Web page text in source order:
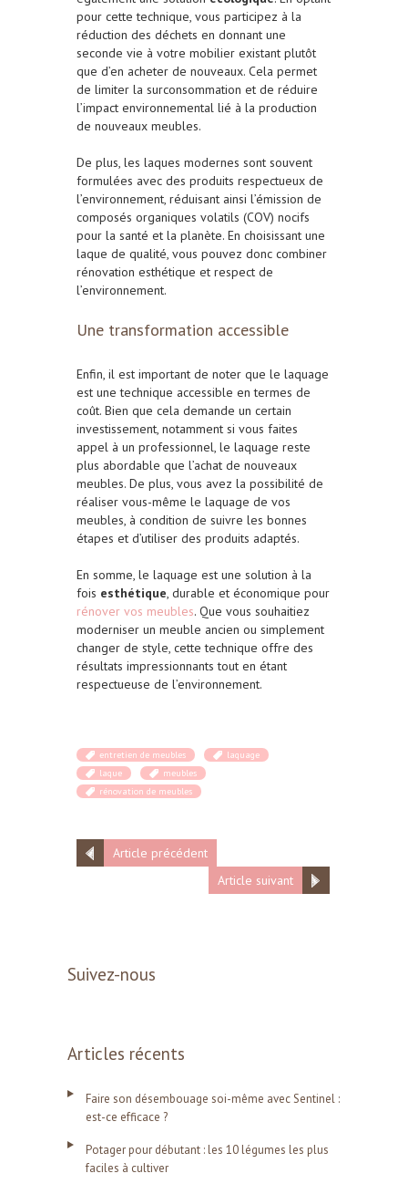
pour cette technique, vous participez à la
réduction des déchets en donnant une
seconde vie à votre mobilier existant plutôt
que d’en acheter de nouveaux. Cela permet
de limiter la surconsommation et de réduire
l’impact environnemental lié à la production
de nouveaux meubles.
De plus, les laques modernes sont souvent
formulées avec des produits respectueux de
l’environnement, réduisant ainsi l’émission de
composés organiques volatils (COV) nocifs
pour la santé et la planète. En choisissant une
laque de qualité, vous pouvez donc combiner
rénovation esthétique et respect de
l’environnement.
Une transformation accessible
Enfin, il est important de noter que le laquage
est une technique accessible en termes de
coût. Bien que cela demande un certain
investissement, notamment si vous faites
appel à un professionnel, le laquage reste
plus abordable que l’achat de nouveaux
meubles. De plus, vous avez la possibilité de
réaliser vous-même le laquage de vos
meubles, à condition de suivre les bonnes
étapes et d’utiliser des produits adaptés.
En somme, le laquage est une solution à la
fois esthétique, durable et économique pour
rénover vos meubles. Que vous souhaitiez
moderniser un meuble ancien ou simplement
changer de style, cette technique offre des
résultats impressionnants tout en étant
respectueuse de l’environnement.
entretien de meubles
laquage
laque
meubles
rénovation de meubles
Article précédent
Article suivant
Suivez-nous
Articles récents
Faire son désembouage soi-même avec Sentinel :
est-ce efficace ?
Potager pour débutant : les 10 légumes les plus
faciles à cultiver